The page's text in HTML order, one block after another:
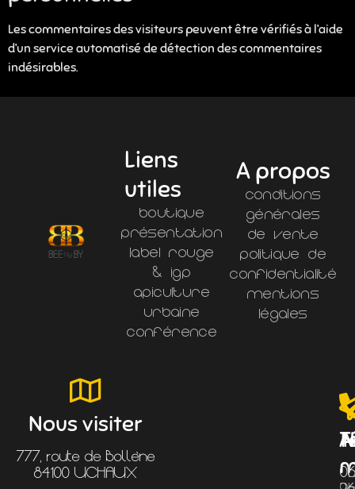
Les commentaires des visiteurs peuvent être vérifiés à l’aide
d’un service automatisé de détection des commentaires
indésirables.
Liens
utiles
Boutique
Présentation
Label Rouge
& IGP
Apiculture
Urbaine
Conférence
A propos
Conditions
générales
de vente
Politique de
confidentialité
Mentions
légales
Nous visiter
777, route de Bollène
84100 UCHAUX
06